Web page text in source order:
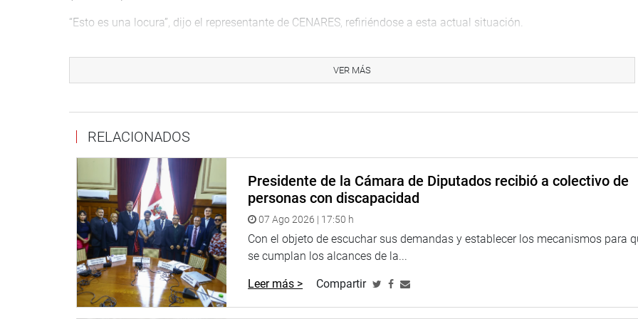
“Esto es una locura”, dijo el representante de CENARES, refiriéndose a esta actual situación.
medicamentos básicos a diversos hospitales del país.
Reforzó la importancia del DU 007 que establece en líneas generales, la obligatoriedad de abastecerse de hasta
40 medicamentos “esenciales genéricos” en las farmacias y boticas para la posterior venta al público.
A su turno, la funcionaria de DIGEMID también resaltó la importancia del DU y señaló la importancia del mismo,
toda vez que dicha norma pondría las medicinas al alcance del bolsillo de toda la población, así como permitiría
que un solo operador logístico eficiente pueda llevar los medicamentos a los establecimientos de salud en forma
oportuna y a nivel nacional.
AJUSTES NECESARIOS
Luego de la exposición de los funcionarios del Minsa, los parlamentarios Milagros Salazar, Héctor Becerril,
Lizbeth Robles, Rolando Reátegui y Justiniano Apaza, coincidieron en señalar la necesidad de establecer mejores
VER MÁS
RELACIONADOS
Presidente de la Cámara de Diputados recibió a colectivo de
personas con discapacidad
07 Ago 2026 | 17:50 h
Con el objeto de escuchar sus demandas y establecer los mecanismos para
se cumplan los alcances de la...
Leer más > Compartir